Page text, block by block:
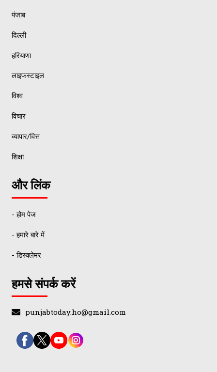
पंजाब
दिल्ली
हरियाणा
लाइफस्टाइल
विश्व
विचार
व्यापार/वित्त
शिक्षा
और लिंक
- होम पेज
- हमारे बारे में
- डिस्क्लेमर
हमसे संपर्क करें
punjabtoday.ho@gmail.com